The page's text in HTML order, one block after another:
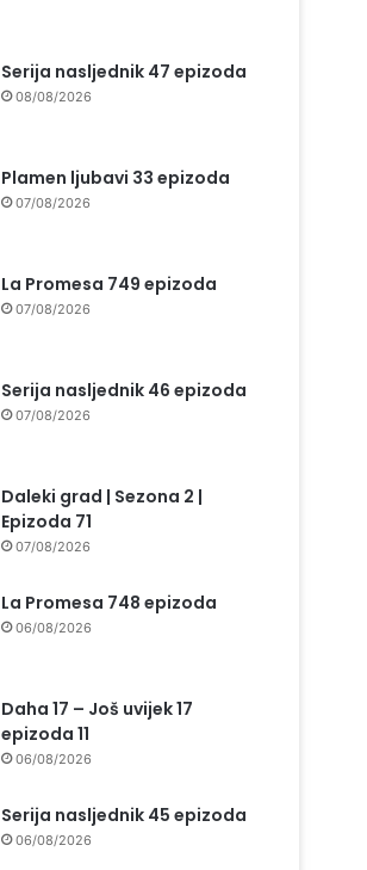
Serija nasljednik 47 epizoda
08/08/2026
Plamen ljubavi 33 epizoda
07/08/2026
La Promesa 749 epizoda
07/08/2026
Serija nasljednik 46 epizoda
07/08/2026
Daleki grad | Sezona 2 |
Epizoda 71
07/08/2026
La Promesa 748 epizoda
06/08/2026
Daha 17 – Još uvijek 17
epizoda 11
06/08/2026
Serija nasljednik 45 epizoda
06/08/2026